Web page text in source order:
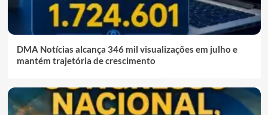
DMA Notícias alcança 346 mil visualizações em julho e
mantém trajetória de crescimento